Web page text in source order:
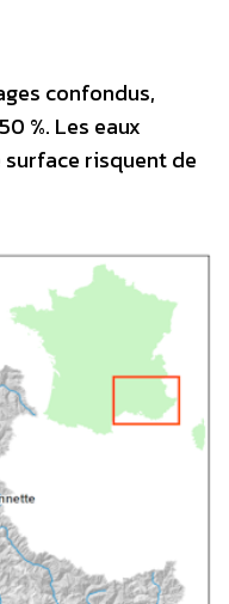
confondus,
%. Les eaux
surface risquent de